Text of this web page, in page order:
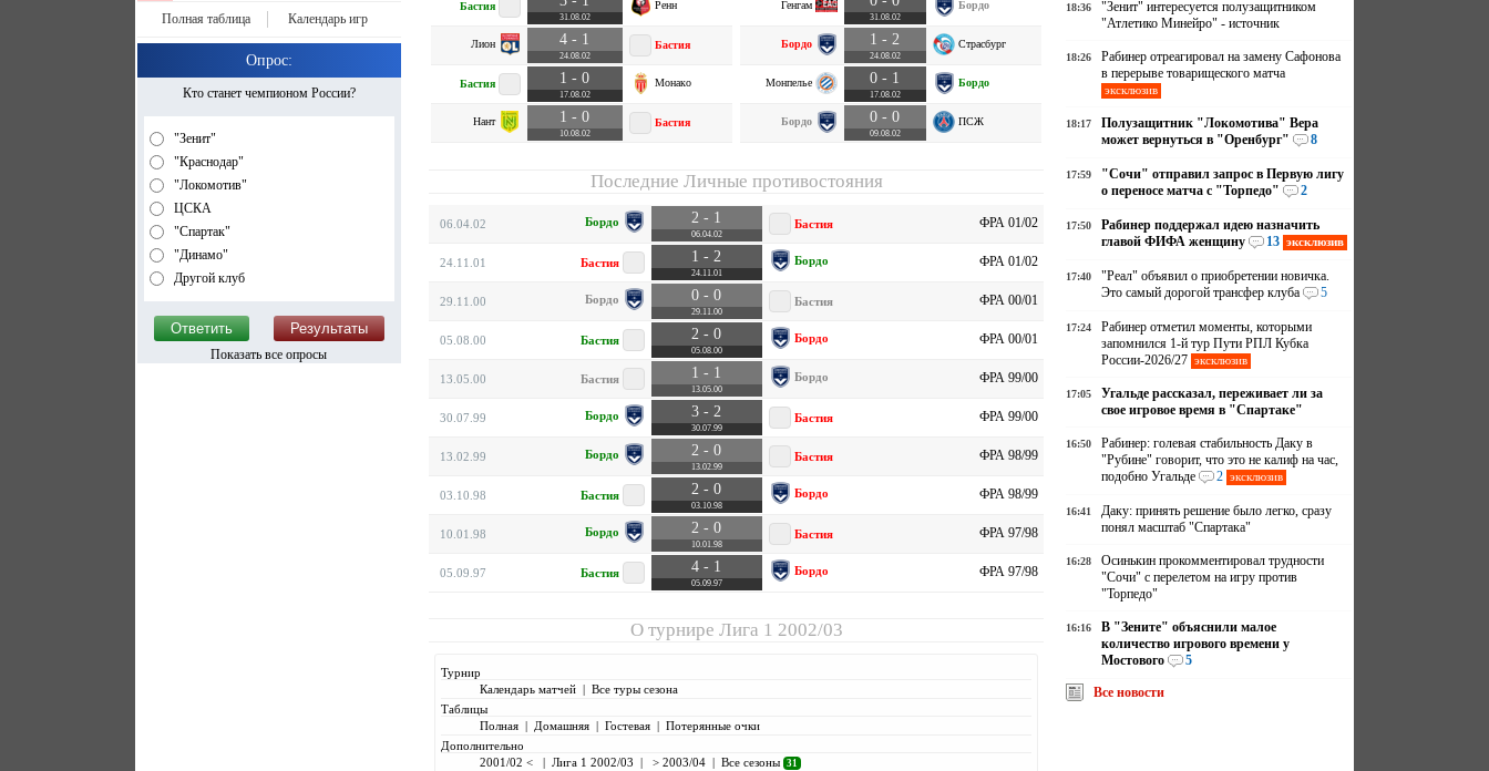
Полная таблица Календарь игр
Опрос:
Кто станет чемпионом России?
"Зенит"
"Краснодар"
"Локомотив"
ЦСКА
"Спартак"
"Динамо"
Другой клуб
Показать все опросы
Бастия
31.08.02
Ренн
Лион 4 - 1
24.08.02
Бастия
Бастия 1 - 0
17.08.02
Монако
Нант 1 - 0
10.08.02
Бастия
Генгам
31.08.02
Бордо
Бордо 1 - 2
24.08.02
Страсбург
Монпелье 0 - 1
17.08.02
Бордо
Бордо 0 - 0
09.08.02
ПСЖ
Последние Личные противостояния
06.04.02 Бордо 2 - 1
06.04.02
Бастия ФРА 01/02
24.11.01 Бастия 1 - 2
24.11.01
Бордо ФРА 01/02
29.11.00 Бордо 0 - 0
29.11.00
Бастия ФРА 00/01
05.08.00 Бастия 2 - 0
05.08.00
Бордо ФРА 00/01
13.05.00 Бастия 1 - 1
13.05.00
Бордо ФРА 99/00
30.07.99 Бордо 3 - 2
30.07.99
Бастия ФРА 99/00
13.02.99 Бордо 2 - 0
13.02.99
Бастия ФРА 98/99
03.10.98 Бастия 2 - 0
03.10.98
Бордо ФРА 98/99
10.01.98 Бордо 2 - 0
10.01.98
Бастия ФРА 97/98
05.09.97 Бастия 4 - 1
05.09.97
Бордо ФРА 97/98
О турнире Лига 1 2002/03
Турнир
Календарь матчей| Все туры сезона
Таблицы
Полная| Домашняя| Гостевая| Потерянные очки
Дополнительно
2001/02 <
| Лига 1 2002/03 | > 2003/04| Все сезоны 31
18:36
"Зенит" интересуется полузащитником
"Атлетико Минейро" - источник
18:26
Рабинер отреагировал на замену Сафонова
в перерыве товарищеского матча
эксклюзив
18:17
Полузащитник "Локомотива" Вера
может вернуться в "Оренбург"
8
17:59
"Сочи" отправил запрос в Первую лигу
о переносе матча с "Торпедо"
2
17:50
Рабинер поддержал идею назначить
главой ФИФА женщину
13 эксклюзив
17:40
"Реал" объявил о приобретении новичка.
Это самый дорогой трансфер клуба
5
17:24
Рабинер отметил моменты, которыми
запомнился 1-й тур Пути РПЛ Кубка
России-2026/27 эксклюзив
17:05
Угальде рассказал, переживает ли за
свое игровое время в "Спартаке"
16:50
Рабинер: голевая стабильность Даку в
"Рубине" говорит, что это не калиф на час,
подобно Угальде
2 эксклюзив
16:41
Даку: принять решение было легко, сразу
понял масштаб "Спартака"
16:28
Осинькин прокомментировал трудности
"Сочи" с перелетом на игру против
"Торпедо"
16:16
В "Зените" объяснили малое
количество игрового времени у
Мостового
5
Все новости